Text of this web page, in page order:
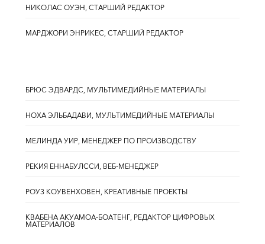
НИКОЛАС ОУЭН, СТАРШИЙ РЕДАКТОР
МАРДЖОРИ ЭНРИКЕС, СТАРШИЙ РЕДАКТОР
БРЮС ЭДВАРДС, МУЛЬТИМЕДИЙНЫЕ МАТЕРИАЛЫ
НОХА ЭЛЬБАДАВИ, МУЛЬТИМЕДИЙНЫЕ МАТЕРИАЛЫ
МЕЛИНДА УИР, МЕНЕДЖЕР ПО ПРОИЗВОДСТВУ
РЕКИЯ ЕННАБУЛССИ, ВЕБ-МЕНЕДЖЕР
РОУЗ КОУВЕНХОВЕН, КРЕАТИВНЫЕ ПРОЕКТЫ
КВАБЕНА АКУАМОА-БОАТЕНГ, РЕДАКТОР ЦИФРОВЫХ
МАТЕРИАЛОВ